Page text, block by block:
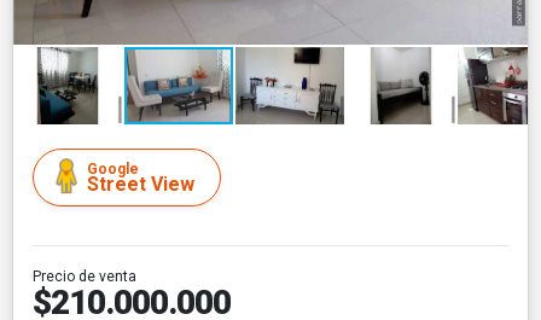
Google
Street View
Precio de venta
$210.000.000